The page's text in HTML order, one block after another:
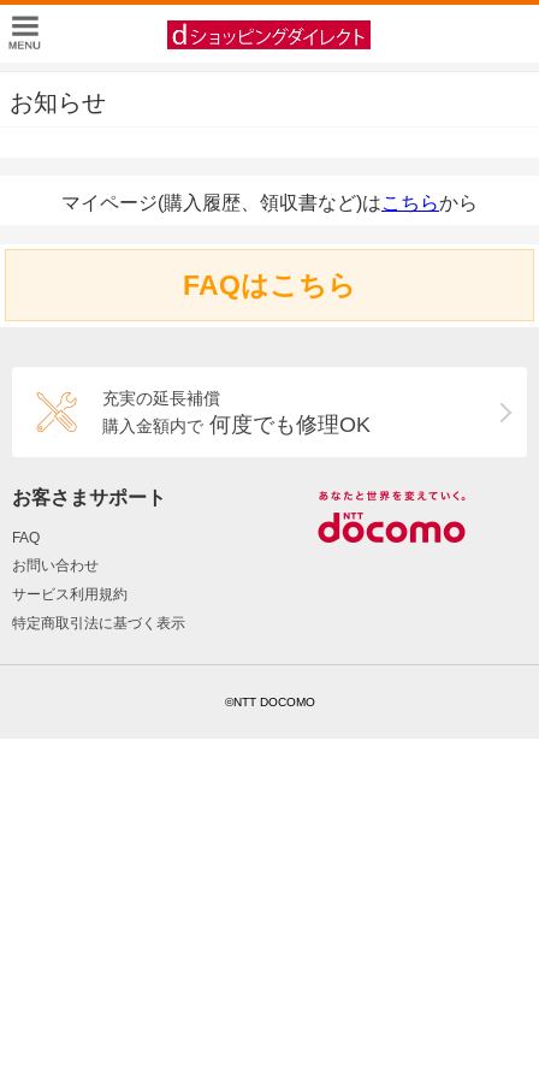
お知らせ
マイページ(購入履歴、領収書など)はこちらから
FAQはこちら
充実の延長補償
購入金額内で 何度でも修理OK
お客さまサポート
FAQ
お問い合わせ
サービス利用規約
特定商取引法に基づく表示
©NTT DOCOMO